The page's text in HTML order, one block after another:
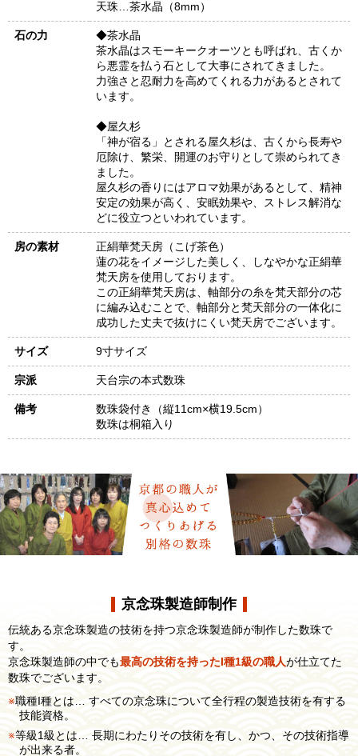
天珠…茶水晶（8mm）
石の力
◆茶水晶
茶水晶はスモーキークオーツとも呼ばれ、古くか
ら悪霊を払う石として大事にされてきました。
力強さと忍耐力を高めてくれる力があるとされて
います。
◆屋久杉
「神が宿る」とされる屋久杉は、古くから長寿や
厄除け、繁栄、開運のお守りとして崇められてき
ました。
屋久杉の香りにはアロマ効果があるとして、精神
安定の効果が高く、安眠効果や、ストレス解消な
どに役立つといわれています。
房の素材
正絹華梵天房（こげ茶色）
蓮の花をイメージした美しく、しなやかな正絹華
梵天房を使用しております。
この正絹華梵天房は、軸部分の糸を梵天部分の芯
に編み込むことで、軸部分と梵天部分の一体化に
成功した丈夫で抜けにくい梵天房でございます。
サイズ 9寸サイズ
宗派 天台宗の本式数珠
備考
数珠袋付き（縦11cm×横19.5cm）
数珠は桐箱入り
京念珠製造師制作
伝統ある京念珠製造の技術を持つ京念珠製造師が制作した数珠で
す。
京念珠製造師の中でも最高の技術を持ったI種1級の職人が仕立てた
数珠でございます。
職種I種とは… すべての京念珠について全行程の製造技術を有する
技能資格。
等級1級とは… 長期にわたりその技術を有し、かつ、その技術指導
が出来る者。